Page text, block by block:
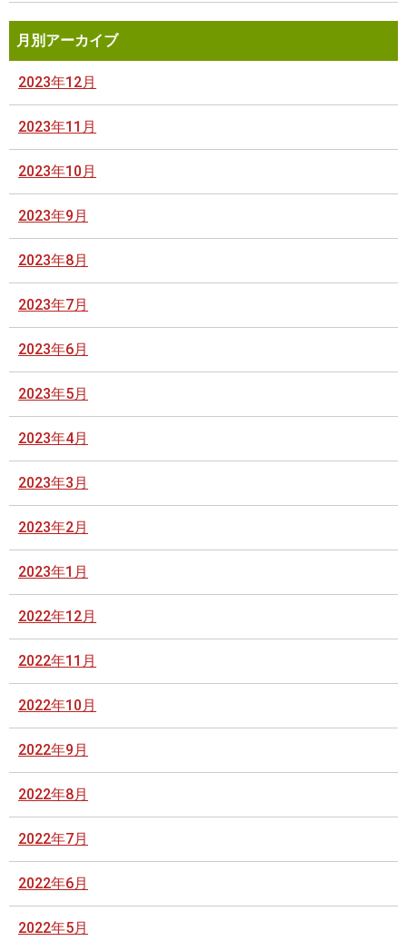
月別アーカイブ
2023年12月
2023年11月
2023年10月
2023年9月
2023年8月
2023年7月
2023年6月
2023年5月
2023年4月
2023年3月
2023年2月
2023年1月
2022年12月
2022年11月
2022年10月
2022年9月
2022年8月
2022年7月
2022年6月
2022年5月